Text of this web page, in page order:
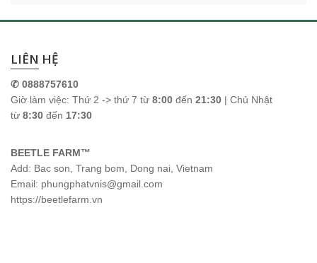
LIÊN HỆ
✆ 0888757610
Giờ làm việc: Thứ 2 -> thứ 7 từ 8:00 đến 21:30 | Chủ Nhật
từ 8:30 đến 17:30
BEETLE FARM™
Add: Bac son, Trang bom, Dong nai, Vietnam
Email: phungphatvnis@gmail.com
https://beetlefarm.vn